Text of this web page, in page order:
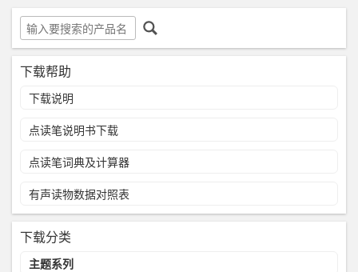
下载帮助
下载说明
点读笔说明书下载
点读笔词典及计算器
有声读物数据对照表
下载分类
主题系列